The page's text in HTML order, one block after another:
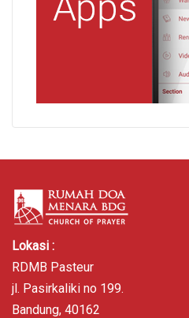
Lokasi :
RDMB Pasteur
jl. Pasirkaliki no 199.
Bandung, 40162